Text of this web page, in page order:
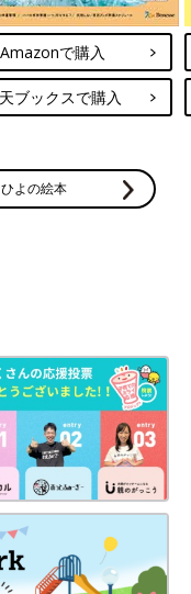
るんですよね。
し、
今、とても大事）
）
めました【子育て
】
たのですが、 保育園の
ラン活(ランドセル活
た。
次の話
久しぶりのお出かけ
【子育てなめてました
日記#90】
Amazonで購入
ブックスで購入
よの絵本